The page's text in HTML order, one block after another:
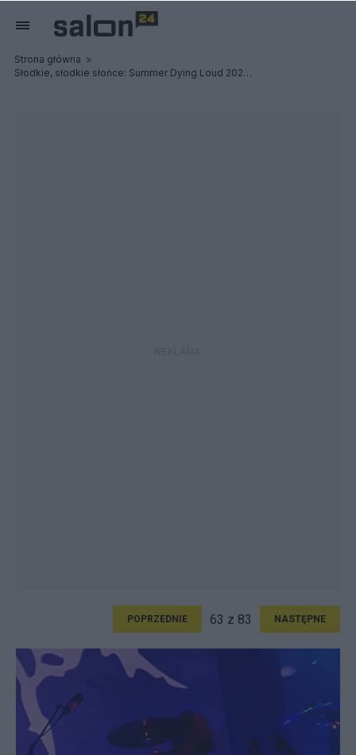
Strona główna
Słodkie, słodkie słońce: Summer Dying Loud 2023 - Relacja
POPRZEDNIE 63 z 83 NASTĘPNE